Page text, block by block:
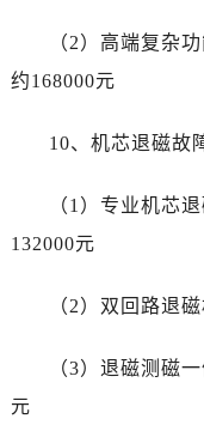
（2）高端复杂
约168000元
10、机芯退磁故
（1）专业机芯
132000元
（2）双回路退
（3）退磁测磁
元